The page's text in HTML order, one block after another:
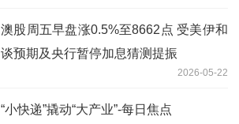
澳股周五早盘涨0.5%至8662点 受美伊和
谈预期及央行暂停加息猜测提振
2026-05-22
“小快递”撬动“大产业”-每日焦点